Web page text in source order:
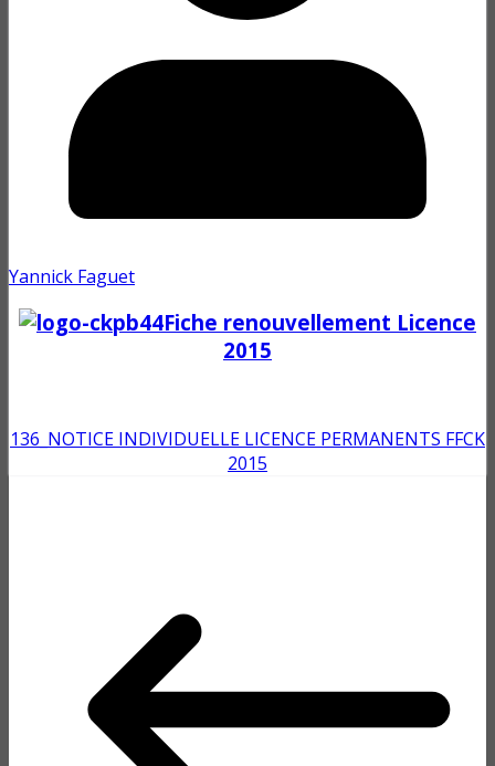
Yannick Faguet
Fiche renouvellement Licence
2015
136_NOTICE INDIVIDUELLE LICENCE PERMANENTS FFCK
2015